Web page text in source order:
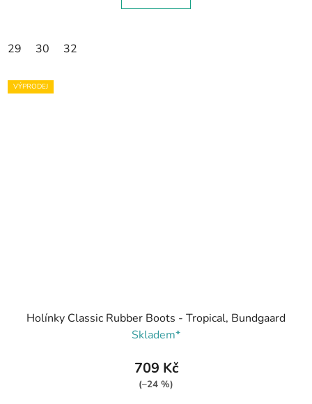
29 30 32
VÝPRODEJ
Holínky Classic Rubber Boots - Tropical, Bundgaard
Skladem*
709 Kč
(–24 %)